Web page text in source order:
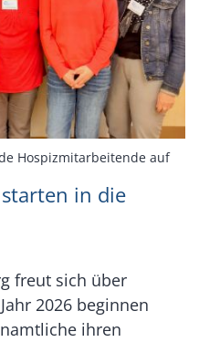
Hospizmitarbeitende auf
in die
freut sich über
2026 beginnen
ihren